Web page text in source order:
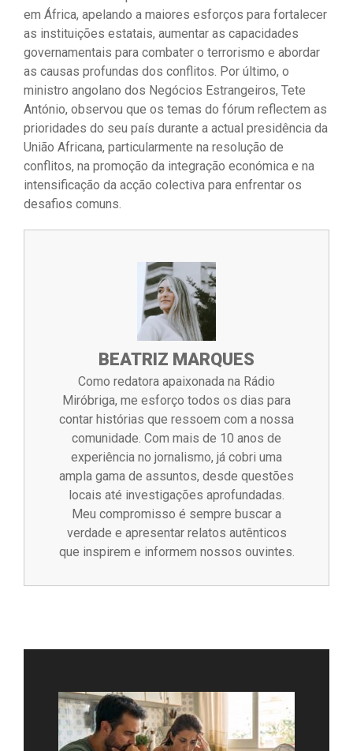
em África, apelando a maiores esforços para fortalecer
as instituições estatais, aumentar as capacidades
governamentais para combater o terrorismo e abordar
as causas profundas dos conflitos. Por último, o
ministro angolano dos Negócios Estrangeiros, Tete
António, observou que os temas do fórum reflectem as
prioridades do seu país durante a actual presidência da
União Africana, particularmente na resolução de
conflitos, na promoção da integração económica e na
intensificação da acção colectiva para enfrentar os
desafios comuns.
BEATRIZ MARQUES
Como redatora apaixonada na Rádio
Miróbriga, me esforço todos os dias para
contar histórias que ressoem com a nossa
comunidade. Com mais de 10 anos de
experiência no jornalismo, já cobri uma
ampla gama de assuntos, desde questões
locais até investigações aprofundadas.
Meu compromisso é sempre buscar a
verdade e apresentar relatos autênticos
que inspirem e informem nossos ouvintes.